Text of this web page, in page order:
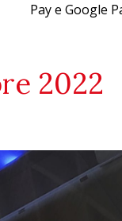
Pay e Google
2022